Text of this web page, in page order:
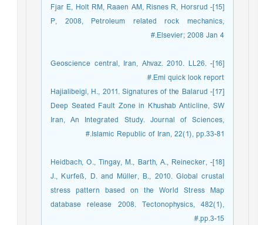
[15]- Fjar E, Holt RM, Raaen AM, Risnes R, Horsrud
P, 2008, Petroleum related rock mechanics,
Elsevier; 2008 Jan 4.#
[16]- Geoscience central, Iran, Ahvaz. 2010. LL26.
Emi quick look report.#
[17]- Hajialibeigi, H., 2011. Signatures of the Balarud
Deep Seated Fault Zone in Khushab Anticline, SW
Iran, An Integrated Study. Journal of Sciences,
Islamic Republic of Iran, 22(1), pp.33-81.#
[18]- Heidbach, O., Tingay, M., Barth, A., Reinecker,
J., Kurfeß, D. and Müller, B., 2010. Global crustal
stress pattern based on the World Stress Map
database release 2008. Tectonophysics, 482(1),
pp.3-15.#